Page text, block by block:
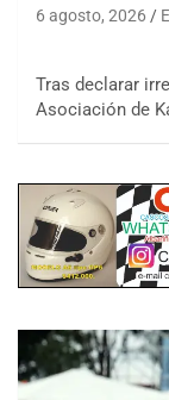
6 agosto, 2026
Tras declarar
Asociación de